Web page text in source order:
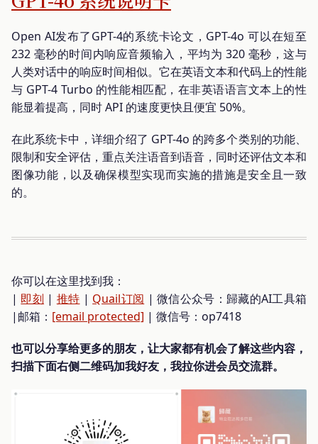
Open AI发布了GPT-4的系统卡论文，GPT-4o 可以在短至
232 毫秒的时间内响应音频输入，平均为 320 毫秒，这与
人类对话中的响应时间相似。它在英语文本和代码上的性能
与 GPT-4 Turbo 的性能相匹配，在非英语语言文本上的性
能显着提高，同时 API 的速度更快且便宜 50%。
在此系统卡中，详细介绍了 GPT-4o 的跨多个类别的功能、
限制和安全评估，重点关注语音到语音，同时还评估文本和
图像功能，以及确保模型实现而实施的措施是安全且一致
的。
你可以在这里找到我：
| 即刻 | 推特 | Quail订阅 | 微信公众号：歸藏的AI工具箱
|邮箱： [email protected] | 微信号：op7418
也可以分享给更多的朋友，让大家都有机会了解这些内容，
扫描下面右侧二维码加我好友，我拉你进会员交流群。